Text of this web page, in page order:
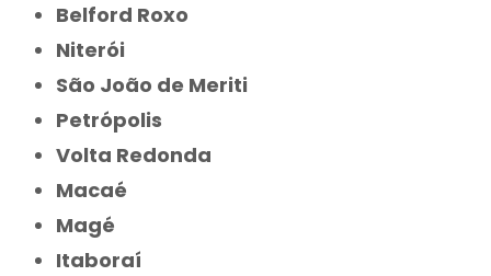
Belford Roxo
Niterói
São João de Meriti
Petrópolis
Volta Redonda
Macaé
Magé
Itaboraí